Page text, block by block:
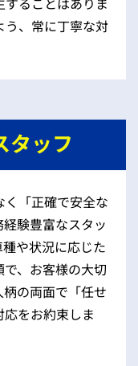
う、常に丁寧な対
タッフ
く「正確で安全な
験豊富なスタッ
や状況に応じた
、お客様の大切
の両面で「任せ
をお約束しま